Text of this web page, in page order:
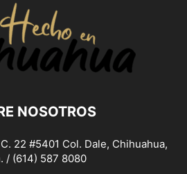
NOSOTROS
22 #5401 Col. Dale, Chihuahua,
/ (614) 587 8080